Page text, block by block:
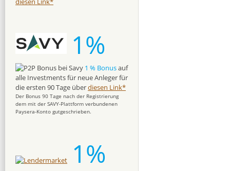
1%
1 % Bonusauf
alle Investments für neue Anleger für
die ersten 90 Tage überdiesen Link*
Der Bonus 90 Tage nach der Registrierung
dem mit der SAVY-Plattform verbundenen
Paysera-Konto gutgeschrieben.
1%